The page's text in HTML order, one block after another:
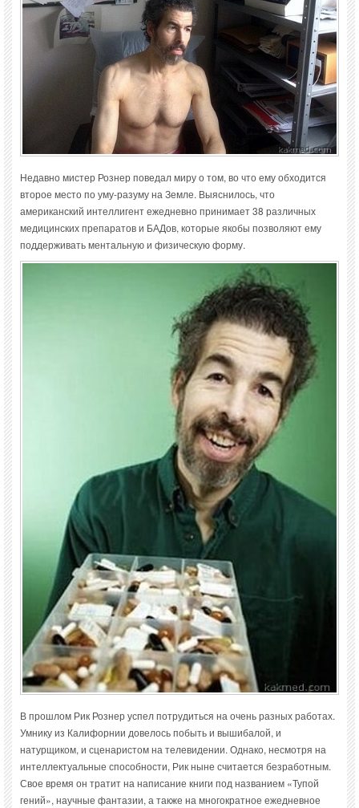
Недавно мистер Рознер поведал миру о том, во что ему обходится
второе место по уму-разуму на Земле. Выяснилось, что
американский интеллигент ежедневно принимает 38 различных
медицинских препаратов и БАДов, которые якобы позволяют ему
поддерживать ментальную и физическую форму.
В прошлом Рик Рознер успел потрудиться на очень разных работах.
Умнику из Калифорнии довелось побыть и вышибалой, и
натурщиком, и сценаристом на телевидении. Однако, несмотря на
интеллектуальные способности, Рик ныне считается безработным.
Свое время он тратит на написание книги под названием «Тупой
гений», научные фантазии, а также на многократное ежедневное